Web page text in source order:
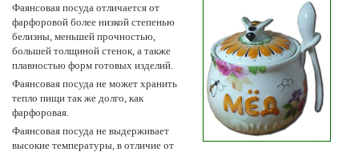
Фаянсовая посуда отличается от
фарфоровой более низкой степенью
белизны, меньшей прочностью,
большей толщиной стенок, а также
плавностью форм готовых изделий.
Фаянсовая посуда не может хранить
тепло пищи так же долго, как
фарфоровая.
Фаянсовая посуда не выдерживает
высокие температуры, в отличие от